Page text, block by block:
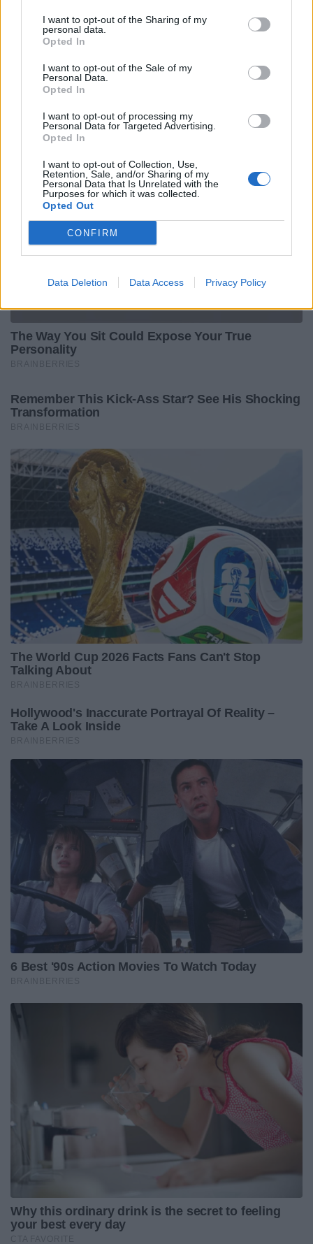
I want to opt-out of the Sharing of my
personal data.
Opted In
I want to opt-out of the Sale of my
Personal Data.
Opted In
I want to opt-out of processing my
Personal Data for Targeted Advertising.
Opted In
I want to opt-out of Collection, Use,
Retention, Sale, and/or Sharing of my
Personal Data that Is Unrelated with the
Purposes for which it was collected.
Opted Out
CONFIRM
Data Deletion Data Access Privacy Policy